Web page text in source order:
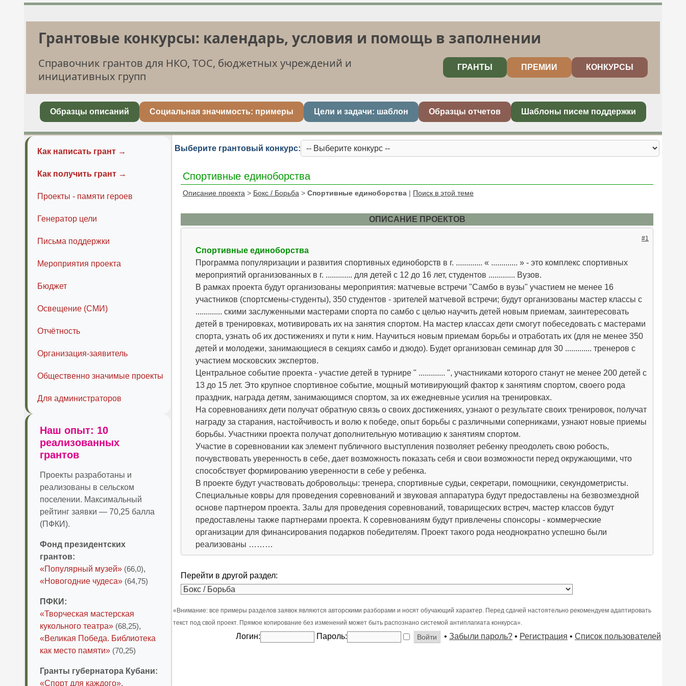
Грантовые конкурсы: календарь, условия и помощь в заполнении
Справочник грантов для НКО, ТОС, бюджетных учреждений и
инициативных групп
ГРАНТЫ ПРЕМИИ КОНКУРСЫ
Образцы описаний Социальная значимость: примеры Цели и задачи: шаблон Образцы отчетов Шаблоны писем поддержки
Как написать грант →
Как получить грант →
Проекты - памяти героев
Генератор цели
Письма поддержки
Мероприятия проекта
Бюджет
Освещение (СМИ)
Отчётность
Организация-заявитель
Общественно значимые проекты
Для администраторов
Наш опыт: 10
реализованных
грантов
Проекты разработаны и
реализованы в сельском
поселении. Максимальный
рейтинг заявки — 70,25 балла
(ПФКИ).
Фонд президентских
грантов:
«Популярный музей» (66,0),
«Новогодние чудеса» (64,75)
ПФКИ:
«Творческая мастерская
кукольного театра» (68,25),
«Великая Победа. Библиотека
как место памяти» (70,25)
Гранты губернатора Кубани:
«Спорт для каждого»,
Выберите грантовый конкурс:
Спортивные единоборства
Описание проекта > Бокс / Борьба > Спортивные единоборства | Поиск в этой теме
ОПИСАНИЕ ПРОЕКТОВ
#1
Спортивные единоборства
Программа популяризации и развития спортивных единоборств в г. ............. « ............. » - это комплекс спортивных
мероприятий организованных в г. ............. для детей с 12 до 16 лет, студентов ............. Вузов.
В рамках проекта будут организованы мероприятия: матчевые встречи "Самбо в вузы" участием не менее 16
участников (спортсмены-студенты), 350 студентов - зрителей матчевой встречи; будут организованы мастер классы с
............. скими заслуженными мастерами спорта по самбо с целью научить детей новым приемам, заинтересовать
детей в тренировках, мотивировать их на занятия спортом. На мастер классах дети смогут побеседовать с мастерами
спорта, узнать об их достижениях и пути к ним. Научиться новым приемам борьбы и отработать их (для не менее 350
детей и молодежи, занимающиеся в секциях самбо и дзюдо). Будет организован семинар для 30 ............. тренеров с
участием московских экспертов.
Центральное событие проекта - участие детей в турнире " ............. ", участниками которого станут не менее 200 детей с
13 до 15 лет. Это крупное спортивное событие, мощный мотивирующий фактор к занятиям спортом, своего рода
праздник, награда детям, занимающимся спортом, за их ежедневные усилия на тренировках.
На соревнованиях дети получат обратную связь о своих достижениях, узнают о результате своих тренировок, получат
награду за старания, настойчивость и волю к победе, опыт борьбы с различными соперниками, узнают новые приемы
борьбы. Участники проекта получат дополнительную мотивацию к занятиям спортом.
Участие в соревновании как элемент публичного выступления позволяет ребенку преодолеть свою робость,
почувствовать уверенность в себе, дает возможность показать себя и свои возможности перед окружающими, что
способствует формированию уверенности в себе у ребенка.
В проекте будут участвовать добровольцы: тренера, спортивные судьи, секретари, помощники, секундометристы.
Специальные ковры для проведения соревнований и звуковая аппаратура будут предоставлены на безвозмездной
основе партнером проекта. Залы для проведения соревнований, товарищеских встреч, мастер классов будут
предоставлены также партнерами проекта. К соревнованиям будут привлечены спонсоры - коммерческие
организации для финансирования подарков победителям. Проект такого рода неоднократно успешно были
реализованы ………
Перейти в другой раздел:
«Внимание: все примеры разделов заявок являются авторскими разборами и носят обучающий характер. Перед сдачей настоятельно рекомендуем адаптировать
текст под свой проект. Прямое копирование без изменений может быть распознано системой антиплагиата конкурса».
Логин: Пароль: • Забыли пароль? • Регистрация • Список пользователей